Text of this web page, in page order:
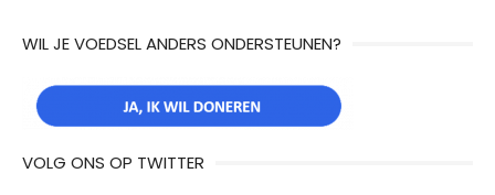
WIL JE VOEDSEL ANDERS ONDERSTEUNEN?
VOLG ONS OP TWITTER